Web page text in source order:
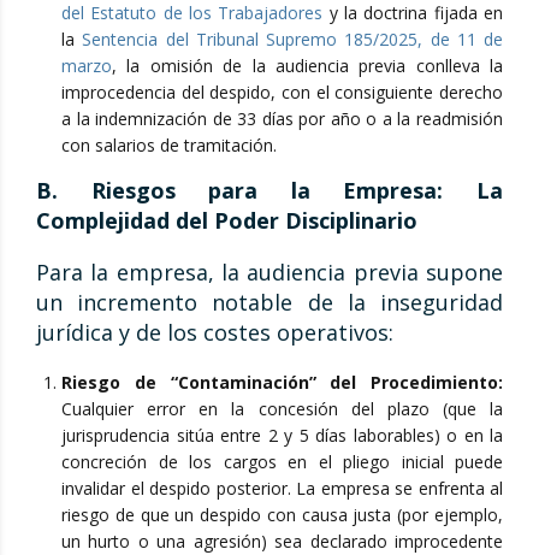
del Estatuto de los Trabajadores y la doctrina fijada en
laSentencia del Tribunal Supremo 185/2025, de 11 de
marzo, la omisión de la audiencia previa conlleva la
improcedencia del despido, con el consiguiente derecho
a la indemnización de 33 días por año o a la readmisión
con salarios de tramitación.
B. Riesgos para la Empresa: La
Complejidad del Poder Disciplinario
Para la empresa, la audiencia previa supone
un incremento notable de la inseguridad
jurídica y de los costes operativos:
Riesgo de “Contaminación” del Procedimiento:
Cualquier error en la concesión del plazo (que la
jurisprudencia sitúa entre 2 y 5 días laborables) o en la
concreción de los cargos en el pliego inicial puede
invalidar el despido posterior. La empresa se enfrenta al
riesgo de que un despido con causa justa (por ejemplo,
un hurto o una agresión) sea declarado improcedente